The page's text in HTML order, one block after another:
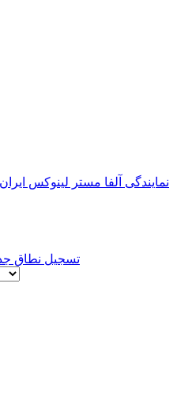
نمایندگی آلفا مستر لینوکس ایران
تسجيل نطاق